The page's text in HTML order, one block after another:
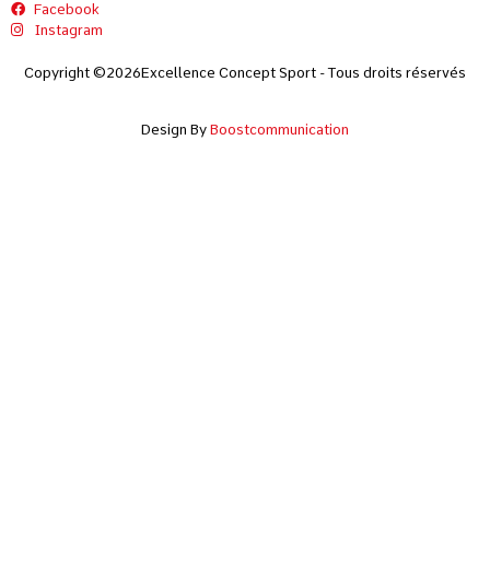
Facebook
Instagram
Copyright ©2026Excellence Concept Sport - Tous droits réservés
Design By Boostcommunication